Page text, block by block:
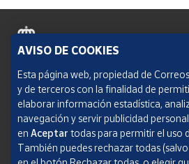
Política de cookies
Aviso legal
Condiciones del servicio
Política de Privacidad Web
AVISO DE COOKIES
Esta página web, propiedad de
y de terceros con la finalidad de
elaborar información estadística,
navegación y servir publicidad
en Aceptar todas para permitir el uso
También puedes rechazar todas